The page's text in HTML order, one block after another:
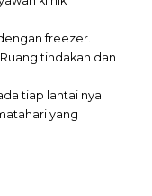
freezer.
tindakan dan
tiap lantai nya
yang